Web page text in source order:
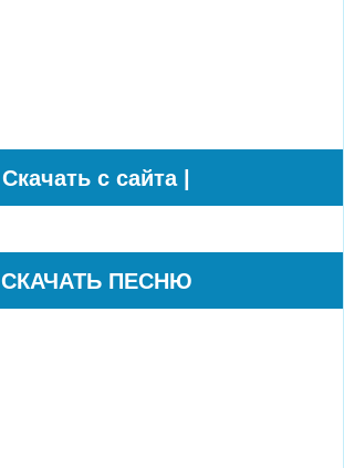
Cкачать с сайта |
СКАЧАТЬ ПЕСНЮ